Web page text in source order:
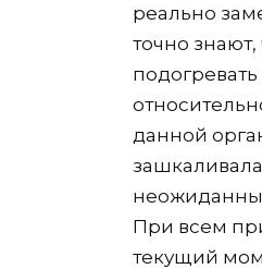
реально
точно
данной
При всем
текущий